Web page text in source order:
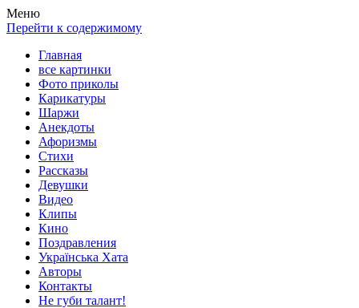
Весела хата — прикольные картинки, смешные истории,
клипы!
Покажем всем ваши фото приколы, карикатуры, шаржи, стихи,
рассказы, видео и песни!
Меню
Перейти к содержимому
Главная
все картинки
Фото приколы
Карикатуры
Шаржи
Анекдоты
Афоризмы
Стихи
Рассказы
Девушки
Видео
Клипы
Кино
Поздравления
Українська Хата
Авторы
Контакты
Не губи талант!